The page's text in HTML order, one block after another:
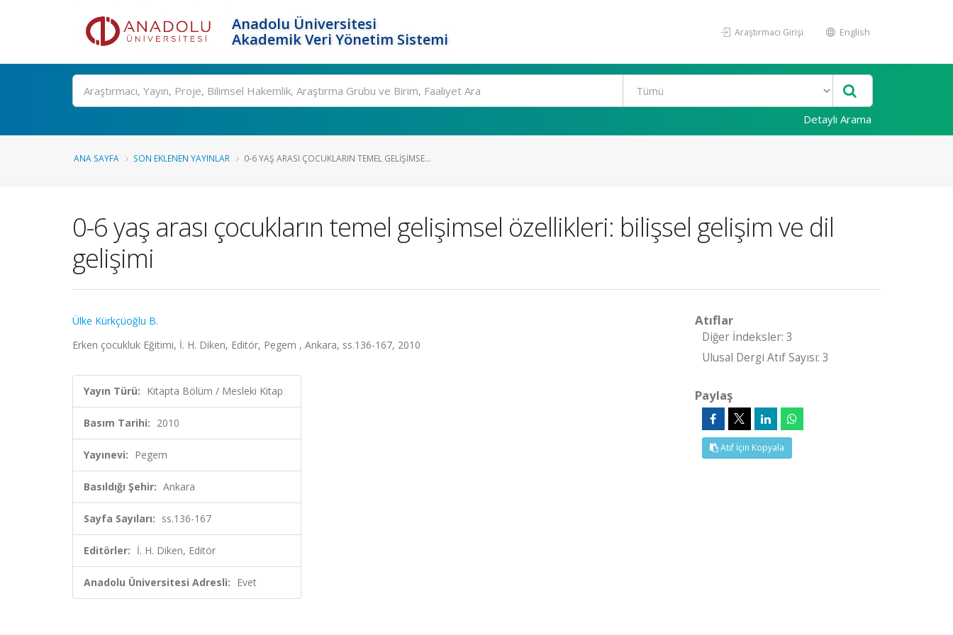
Anadolu Üniversitesi
Akademik Veri Yönetim Sistemi
Araştırmacı Girişi English
Ara
Detaylı Arama
ANA SAYFA SON EKLENEN YAYINLAR 0-6 YAŞ ARASI ÇOCUKLARIN TEMEL GELIŞIMSE...
0-6 yaş arası çocukların temel gelişimsel özellikleri: bilişsel gelişim ve dil
gelişimi
Ülke Kürkçüoğlu B.
Erken çocukluk Eğitimi, İ. H. Diken, Editör, Pegem , Ankara, ss.136-167, 2010
Yayın Türü: Kitapta Bölüm / Mesleki Kitap
Basım Tarihi: 2010
Yayınevi: Pegem
Basıldığı Şehir: Ankara
Sayfa Sayıları: ss.136-167
Editörler: İ. H. Diken, Editör
Anadolu Üniversitesi Adresli: Evet
Atıflar
Diğer İndeksler: 3
Ulusal Dergi Atıf Sayısı: 3
Paylaş
Atıf İçin Kopyala